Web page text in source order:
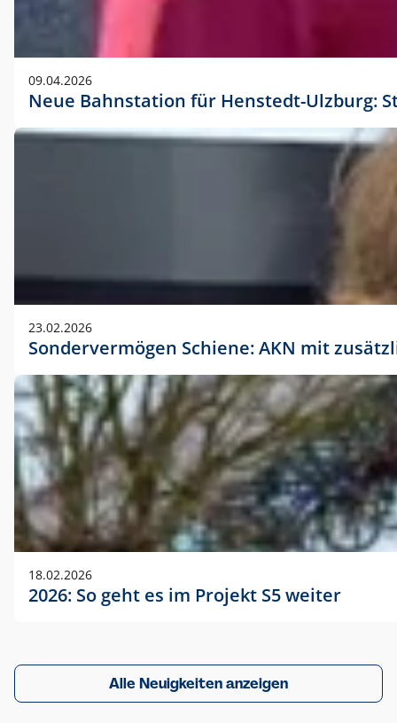
09.04.2026
Neue Bahnstation für Henstedt-Ulzburg:
23.02.2026
Sondervermögen Schiene: AKN mit
18.02.2026
2026: So geht es im Projekt S5 weiter
Alle Neuigkeiten anzeigen